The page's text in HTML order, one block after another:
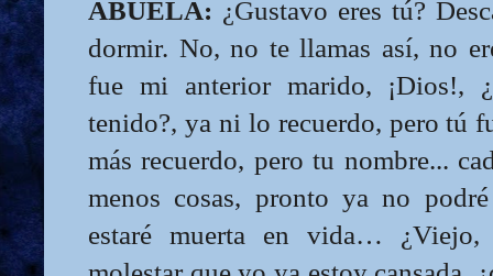
ABUELA: ¿Gustavo eres tú?
dormir. No, no te llamas así, no
fue mi anterior marido, ¡Dios!,
tenido?, ya ni lo recuerdo, pero tú
más recuerdo, pero tu nombre...
menos cosas, pronto ya no
estaré muerta en vida… ¿Viejo,